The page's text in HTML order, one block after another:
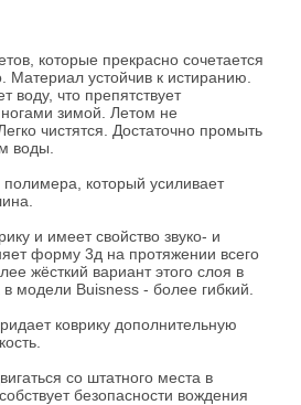
которые прекрасно сочетается
Материал устойчив к истиранию.
воду, что препятствует
зимой. Летом не
чистятся. Достаточно промыть
воды.
который усиливает
и имеет свойство звуко- и
форму 3д на протяжении всего
жёсткий вариант этого слоя в
в модели Buisness - более гибкий.
коврику дополнительную
со штатного места в
безопасности вождения